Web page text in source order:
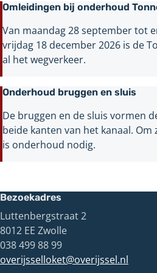
Omleidingen bij onderhoud
Van maandag 28 september tot
vrijdag 18 december 2026 is de
al het wegverkeer.
Onderhoud bruggen en sluis
De bruggen en de sluis vormen
beide kanten van het kanaal.
is onderhoud nodig.
Bezoekadres
Luttenbergstraat 2
8012 EE Zwolle
038 499 88 99
overijsselloket@overijssel.nl